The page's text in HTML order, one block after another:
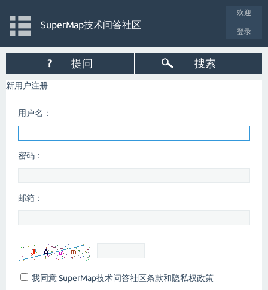
欢迎
登录
SuperMap技术问答社区
? 提问 搜索
新用户注册
用户名：
密码：
邮箱：
我同意 SuperMap技术问答社区条款和隐私权政策